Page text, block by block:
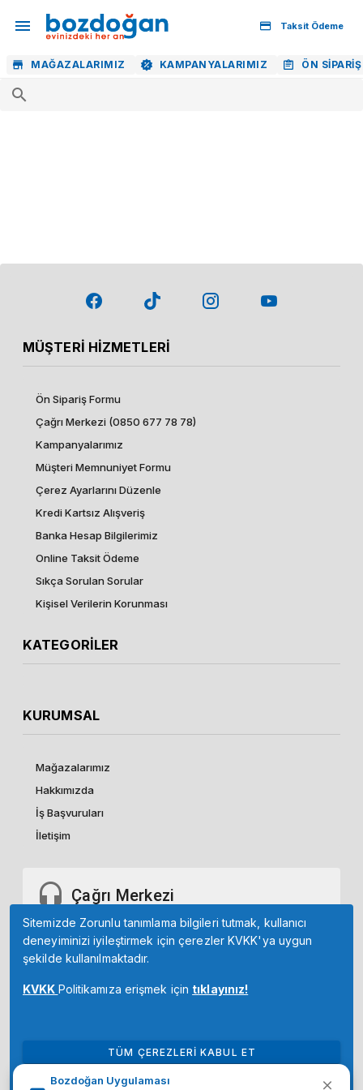
Taksit Ödeme
MAĞAZALARIMIZ KAMPANYALARIMIZ ÖN SIPARIŞ
MÜŞTERİ HİZMETLERİ
Ön Sipariş Formu
Çağrı Merkezi (0850 677 78 78)
Kampanyalarımız
Müşteri Memnuniyet Formu
Çerez Ayarlarını Düzenle
Kredi Kartsız Alışveriş
Banka Hesap Bilgilerimiz
Online Taksit Ödeme
Sıkça Sorulan Sorular
Kişisel Verilerin Korunması
KATEGORİLER
KURUMSAL
Mağazalarımız
Hakkımızda
İş Başvuruları
İletişim
Çağrı Merkezi
0850677 78 78
Sitemizde Zorunlu tanımlama bilgileri tutmak, kullanıcı
deneyiminizi iyileştirmek için çerezler KVKK'ya uygun
şekilde kullanılmaktadır.
KVKK Politikamıza erişmek için tıklayınız!
TÜM ÇEREZLERİ KABUL ET
Bozdoğan Uygulaması